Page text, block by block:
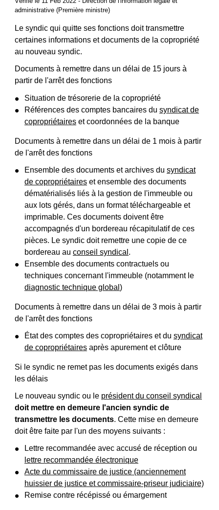
administrative (Première ministre)
Le syndic qui quitte ses fonctions doit transmettre
certaines informations et documents de la copropriété
au nouveau syndic.
Documents à remettre dans un délai de 15 jours à
partir de l'arrêt des fonctions
Situation de trésorerie de la copropriété
Références des comptes bancaires du syndicat de
copropriétaires et coordonnées de la banque
Documents à remettre dans un délai de 1 mois à partir
de l'arrêt des fonctions
Ensemble des documents et archives du syndicat
de copropriétaires et ensemble des documents
dématérialisés liés à la gestion de l'immeuble ou
aux lots gérés, dans un format téléchargeable et
imprimable. Ces documents doivent être
accompagnés d'un bordereau récapitulatif de ces
pièces. Le syndic doit remettre une copie de ce
bordereau au conseil syndical .
Ensemble des documents contractuels ou
techniques concernant l'immeuble (notamment le
diagnostic technique global )
Documents à remettre dans un délai de 3 mois à partir
de l'arrêt des fonctions
État des comptes des copropriétaires et du syndicat
de copropriétaires après apurement et clôture
Si le syndic ne remet pas les documents exigés dans
les délais
Le nouveau syndic ou le président du conseil syndical
doit mettre en demeure l'ancien syndic de
transmettre les documents. Cette mise en demeure
doit être faite par l'un des moyens suivants :
Lettre recommandée avec accusé de réception ou
lettre recommandée électronique
Acte du commissaire de justice (anciennement
huissier de justice et commissaire-priseur judiciaire)
Remise contre récépissé ou émargement